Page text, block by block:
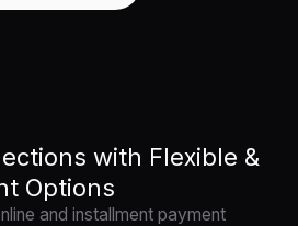
with Flexible &
Options
and installment payment